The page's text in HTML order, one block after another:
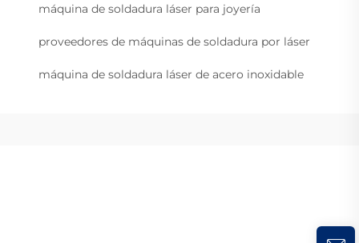
máquina de soldadura láser para joyería
proveedores de máquinas de soldadura por láser
máquina de soldadura láser de acero inoxidable